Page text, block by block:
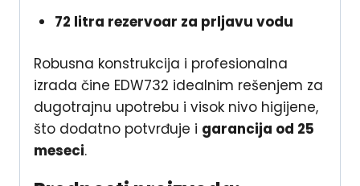
72 litra rezervoar za prljavu vodu
Robusna konstrukcija i profesionalna
izrada čine EDW732 idealnim rešenjem za
dugotrajnu upotrebu i visok nivo higijene,
što dodatno potvrđuje i garancija od 25
meseci.